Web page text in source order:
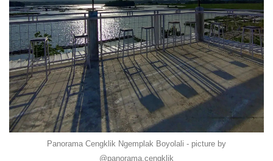
Panorama Cengklik Ngemplak Boyolali - picture by
@panorama.cengklik